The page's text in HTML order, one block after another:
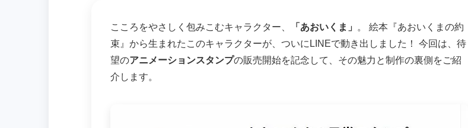
こころをやさしく包みこむキャラクター、 「あおいくま」
。 絵本『あおいくまの約
束』から生まれたこのキャラクターが、ついにLINEで動き出しました！ 今回は、待
望のアニメーションスタンプの販売開始を記念して、その魅力と制作の裏側をご紹
介します。